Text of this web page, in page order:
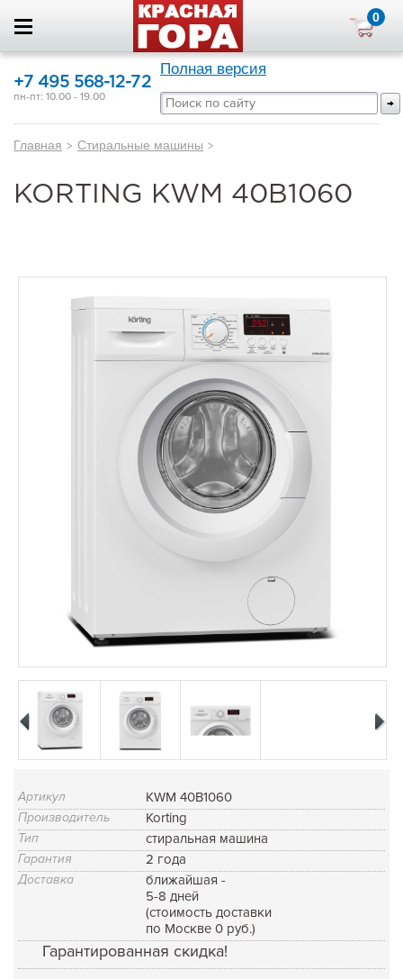
0
+7 495 568-12-72
пн-пт: 10.00 - 19.00
Полная версия
Главная > Стиральные машины >
KORTING KWM 40B1060
Артикул KWM 40B1060
Производитель Korting
Тип стиральная машина
Гарантия 2 года
Доставка
ближайшая -
5-8 дней
(стоимость доставки
по Москве 0 руб.)
Гарантированная скидка!